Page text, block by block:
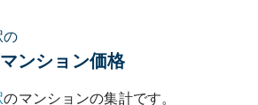
の
ンション価格
のマンションの集計です。